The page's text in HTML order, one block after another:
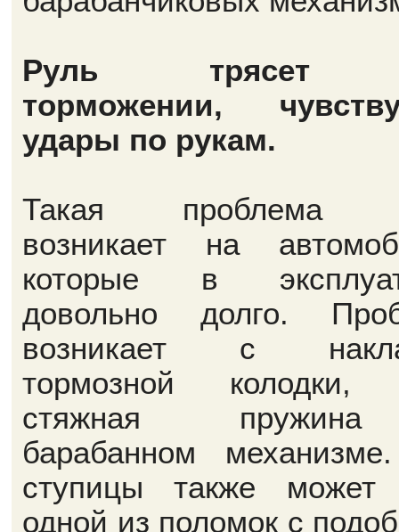
Руль трясет
торможении,
удары по рукам.
Такая проблема
возникает на
которые в
довольно долго.
возникает с
тормозной колодки,
стяжная
барабанном
ступицы также может
одной из поломок с